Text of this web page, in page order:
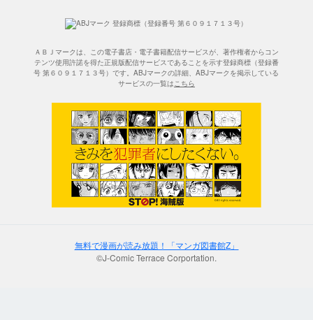
ＡＢＪマークは、この電子書店・電子書籍配信サービスが、著作権者からコン
テンツ使用許諾を得た正規版配信サービスであることを示す登録商標（登録番
号 第６０９１７１３号）です。ABJマークの詳細、ABJマークを掲示している
サービスの一覧はこちら
無料で漫画が読み放題！「マンガ図書館Z」
©J-Comic Terrace Corportation.